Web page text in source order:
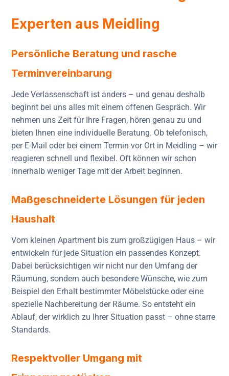
Experten aus Meidling
Persönliche Beratung und rasche
Terminvereinbarung
Jede Verlassenschaft ist anders – und genau deshalb
beginnt bei uns alles mit einem offenen Gespräch. Wir
nehmen uns Zeit für Ihre Fragen, hören genau zu und
bieten Ihnen eine individuelle Beratung. Ob telefonisch,
per E-Mail oder bei einem Termin vor Ort in Meidling – wir
reagieren schnell und flexibel. Oft können wir schon
innerhalb weniger Tage mit der Arbeit beginnen.
Maßgeschneiderte Lösungen für jeden
Haushalt
Vom kleinen Apartment bis zum großzügigen Haus – wir
entwickeln für jede Situation ein passendes Konzept.
Dabei berücksichtigen wir nicht nur den Umfang der
Räumung, sondern auch besondere Wünsche, wie zum
Beispiel den Erhalt bestimmter Möbelstücke oder eine
spezielle Nachbereitung der Räume. So entsteht ein
Ablauf, der wirklich zu Ihrer Situation passt – ohne starre
Standards.
Respektvoller Umgang mit